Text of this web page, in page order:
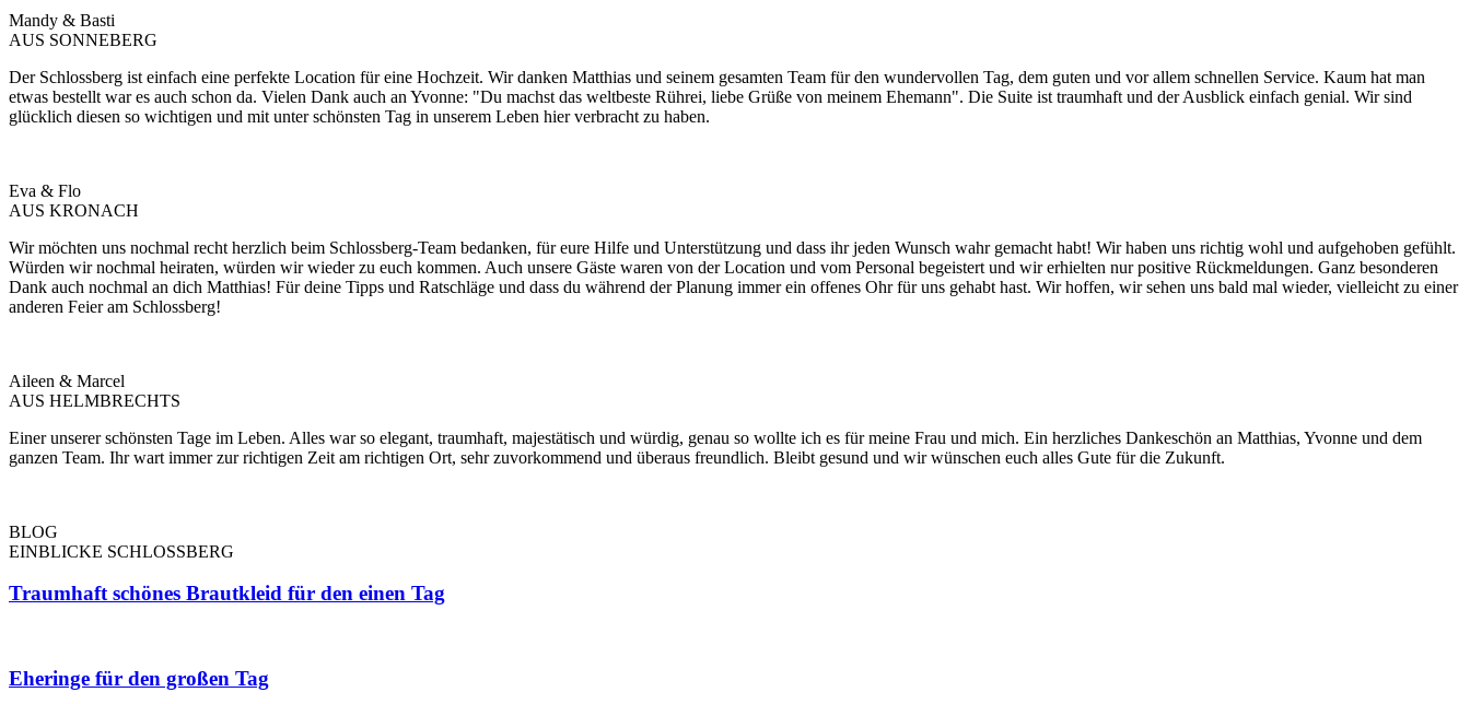
Mandy & Basti
AUS SONNEBERG
Der Schlossberg ist einfach eine perfekte Location für eine Hochzeit. Wir danken Matthias und seinem gesamten Team für den wundervollen Tag, dem guten und vor allem schnellen Service. Kaum hat man
etwas bestellt war es auch schon da. Vielen Dank auch an Yvonne: "Du machst das weltbeste Rührei, liebe Grüße von meinem Ehemann". Die Suite ist traumhaft und der Ausblick einfach genial. Wir sind
glücklich diesen so wichtigen und mit unter schönsten Tag in unserem Leben hier verbracht zu haben.
Eva & Flo
AUS KRONACH
Wir möchten uns nochmal recht herzlich beim Schlossberg-Team bedanken, für eure Hilfe und Unterstützung und dass ihr jeden Wunsch wahr gemacht habt! Wir haben uns richtig wohl und aufgehoben gefühlt.
Würden wir nochmal heiraten, würden wir wieder zu euch kommen. Auch unsere Gäste waren von der Location und vom Personal begeistert und wir erhielten nur positive Rückmeldungen. Ganz besonderen
Dank auch nochmal an dich Matthias! Für deine Tipps und Ratschläge und dass du während der Planung immer ein offenes Ohr für uns gehabt hast. Wir hoffen, wir sehen uns bald mal wieder, vielleicht zu einer
anderen Feier am Schlossberg!
Aileen & Marcel
AUS HELMBRECHTS
Einer unserer schönsten Tage im Leben. Alles war so elegant, traumhaft, majestätisch und würdig, genau so wollte ich es für meine Frau und mich. Ein herzliches Dankeschön an Matthias, Yvonne und dem
ganzen Team. Ihr wart immer zur richtigen Zeit am richtigen Ort, sehr zuvorkommend und überaus freundlich. Bleibt gesund und wir wünschen euch alles Gute für die Zukunft.
BLOG
EINBLICKE SCHLOSSBERG
Traumhaft schönes Brautkleid für den einen Tag
Eheringe für den großen Tag